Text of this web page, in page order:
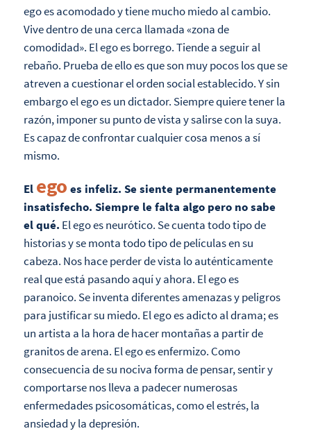
ego es acomodado y tiene mucho miedo al cambio.
Vive dentro de una cerca llamada «zona de
comodidad». El ego es borrego. Tiende a seguir al
rebaño. Prueba de ello es que son muy pocos los que se
atreven a cuestionar el orden social establecido. Y sin
embargo el ego es un dictador. Siempre quiere tener la
razón, imponer su punto de vista y salirse con la suya.
Es capaz de confrontar cualquier cosa menos a sí
mismo.
El ego es infeliz. Se siente permanentemente
insatisfecho. Siempre le falta algo pero no sabe
el qué. El ego es neurótico. Se cuenta todo tipo de
historias y se monta todo tipo de películas en su
cabeza. Nos hace perder de vista lo auténticamente
real que está pasando aquí y ahora. El ego es
paranoico. Se inventa diferentes amenazas y peligros
para justificar su miedo. El ego es adicto al drama; es
un artista a la hora de hacer montañas a partir de
granitos de arena. El ego es enfermizo. Como
consecuencia de su nociva forma de pensar, sentir y
comportarse nos lleva a padecer numerosas
enfermedades psicosomáticas, como el estrés, la
ansiedad y la depresión.